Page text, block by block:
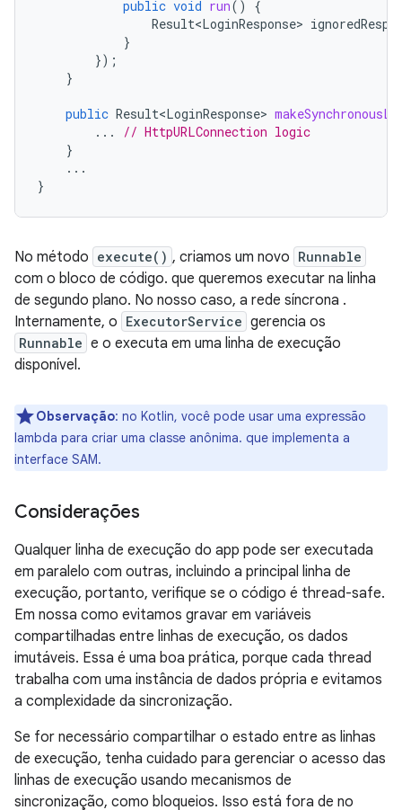
public void run()
{
Result<LoginResponse>
}
});
}
public Result<LoginResponse>
...
// HttpURLConnection logic
}
...
}
No método execute() , criamos um novo Runnable
com o bloco de código. que queremos executar na linha
de segundo plano. No nosso caso, a rede síncrona .
Internamente, o ExecutorService gerencia os
Runnable e o executa em uma linha de execução
disponível.
Observação: no Kotlin, você pode usar uma expressão
lambda para criar uma classe anônima. que implementa a
interface SAM.
Considerações
Qualquer linha de execução do app pode ser executada
em paralelo com outras, incluindo a principal linha de
execução, portanto, verifique se o código é thread-safe.
Em nossa como evitamos gravar em variáveis
compartilhadas entre linhas de execução, os dados
imutáveis. Essa é uma boa prática, porque cada thread
trabalha com uma instância de dados própria e evitamos
a complexidade da sincronização.
Se for necessário compartilhar o estado entre as linhas
de execução, tenha cuidado para gerenciar o acesso das
linhas de execução usando mecanismos de
sincronização, como bloqueios. Isso está fora de no